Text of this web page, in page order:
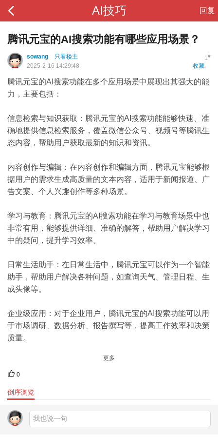
AI技巧 回复
腾讯元宝的AI搜索功能有哪些应用场景？
1#
sowang
只看楼主
收藏
2025-2-16 14:29:48
腾讯元宝的AI搜索功能在多个应用场景中展现出其强大的能
力，主要包括：
信息检索与知识获取：腾讯元宝的AI搜索功能能够快速、准
确地提供信息检索服务，覆盖微信公众号、视频号等腾讯生
态内容，帮助用户获取最新的知识和资讯。
内容创作与编辑：在内容创作和编辑方面，腾讯元宝能够根
据用户的需求生成高质量的文本内容，适用于新闻报道、广
告文案、个人兴趣创作等多种场景。
学习与教育：腾讯元宝的AI搜索功能在学习与教育场景中也
非常有用，能够提供详细、准确的解答，帮助用户解决学习
中的疑问，提升学习效率。
日常生活助手：在日常生活中，腾讯元宝可以作为一个智能
助手，帮助用户解决各种问题，如查询天气、管理日程、生
成头像等。
企业级应用：对于企业用户，腾讯元宝的AI搜索功能可以用
于市场调研、数据分析、报告撰写等，提高工作效率和决策
质量。
更多
0
倒序浏览